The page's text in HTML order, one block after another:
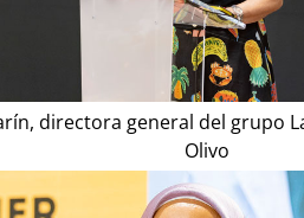
directora general del grupo
Olivo